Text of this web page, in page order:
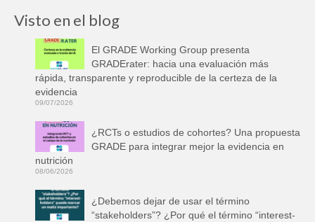
Visto en el blog
El GRADE Working Group presenta
GRADErater: hacia una evaluación más
rápida, transparente y reproducible de la certeza de la
evidencia
09/07/2026
¿RCTs o estudios de cohortes? Una propuesta
GRADE para integrar mejor la evidencia en
nutrición
08/06/2026
¿Debemos dejar de usar el término
“stakeholders”? ¿Por qué el término “interest-